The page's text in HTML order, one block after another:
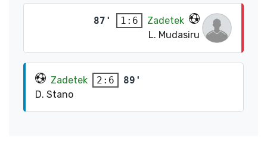
87' 1:6
Zadetek
L. Mudasiru
Zadetek 2:6
89'
D. Stano